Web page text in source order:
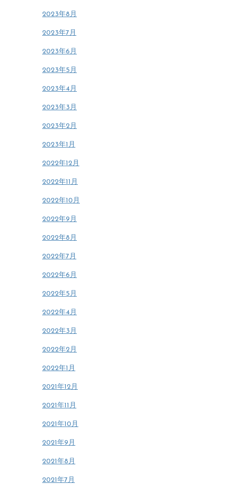
2023年8月
2023年7月
2023年6月
2023年5月
2023年4月
2023年3月
2023年2月
2023年1月
2022年12月
2022年11月
2022年10月
2022年9月
2022年8月
2022年7月
2022年6月
2022年5月
2022年4月
2022年3月
2022年2月
2022年1月
2021年12月
2021年11月
2021年10月
2021年9月
2021年8月
2021年7月